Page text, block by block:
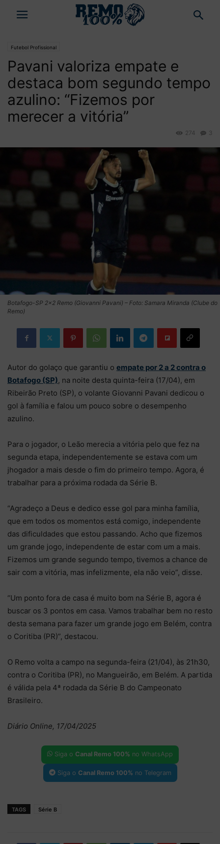
Futebol Profissional
Pavani valoriza empate e
destaca bom segundo tempo
azulino: “Fizemos por
merecer a vitória”
3
274
Botafogo-SP 2×2 Remo (Giovanni Pavani) – Foto: Samara Miranda (Clube do
Remo)
Autor do golaço que garantiu o empate por 2 a 2 contra o
Botafogo (SP), na noite desta quinta-feira (17/04), em
Ribeirão Preto (SP), o volante Giovanni Pavani dedicou o
gol à família e falou um pouco sobre o desempenho
azulino.
Para o jogador, o Leão merecia a vitória pelo que fez na
segunda etapa, independentemente se estava com um
jhogador a mais desde o fim do primeiro tempo. Agora, é
trabalhar para a próxima rodada da Série B.
“Agradeço a Deus e dedico esse gol para minha família,
que em todos os momentos está comigo, independente
das dificuldades que estou passando. Acho que fizemos
um grande jogo, independente de estar com um a mais.
Fizemos um grande segundo tempo, tivemos a chance de
sair com a vitória, mas infelizmente, ela não veio”, disse.
“Um ponto fora de casa é muito bom na Série B, agora é
buscar os 3 pontos em casa. Vamos trabalhar bem no resto
desta semana para fazer um grande jogo em Belém, contra
o Coritiba (PR)”, destacou.
O Remo volta a campo na segunda-feira (21/04), às 21h30,
contra o Coritiba (PR), no Mangueirão, em Belém. A partida
é válida pela 4ª rodada da Série B do Campeonato
Brasileiro.
Diário Online, 17/04/2025
Siga o Canal Remo 100% no WhatsApp
Siga o Canal Remo 100% no Telegram
TAGS Série B